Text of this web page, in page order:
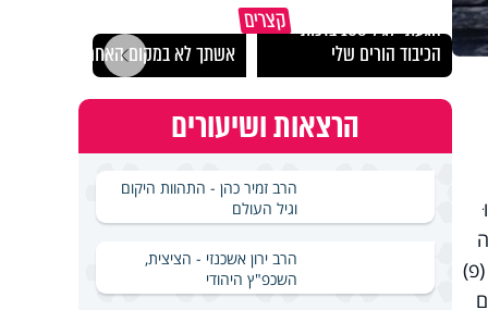
קצרים הגעתי לגיל 108 בזכות
הכיבוד הורים שלי
אשתך לא במקום האחרון
הרצאות ושיעורים
הרב זמיר כהן - התהוות היקום
וגיל העולם
הרב ירון אשכנזי - הציצית,
השכפ"ץ היהודי